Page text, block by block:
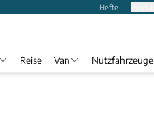
Hefte
Reise Van Nutzfahrzeuge